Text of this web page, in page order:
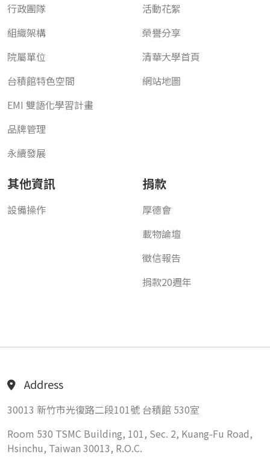
行政團隊
組織架構
院屬單位
台積館特色空間
EMI 雙語化學習計畫
品牌管理
永續發展
活動花絮
榮譽分享
清華大學首頁
網站地圖
其他資訊
設備操作
捐款
厚德會
載物論壇
徵信報告
捐款20週年
Address
30013 新竹市光復路二段101號 台積館 530室
Room 530 TSMC Building, 101, Sec. 2, Kuang-Fu Road,
Hsinchu, Taiwan 30013, R.O.C.